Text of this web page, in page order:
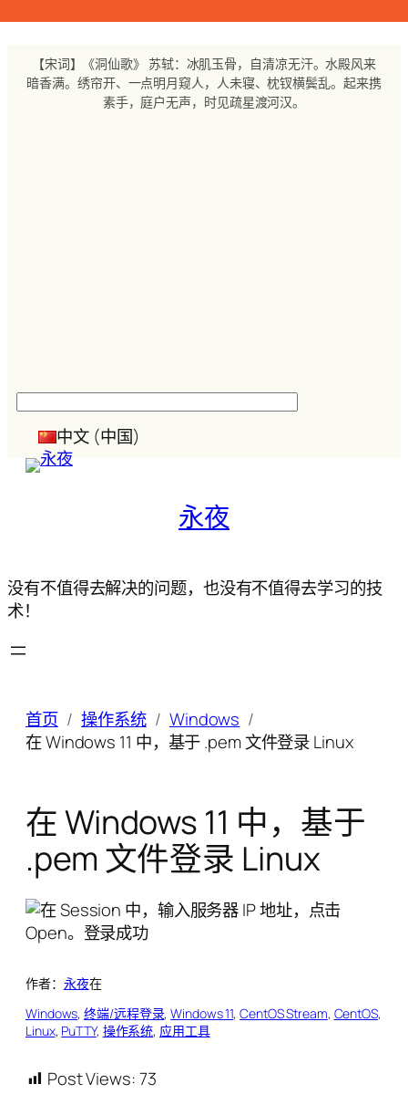
跳
【宋词】《洞仙歌》 苏轼：冰肌玉骨，自清凉无汗。水殿风来
暗香满。绣帘开、一点明月窥人，人未寝、枕钗横鬓乱。起来携
素手，庭户无声，时见疏星渡河汉。
中文 (中国)
永夜
没有不值得去解决的问题，也没有不值得去学习的技
术！
首页 操作系统
Windows
在 Windows 11 中，基于 .pem 文件登录 Linux
在 Windows 11 中，基于
.pem 文件登录 Linux
作者： 永夜在
Windows, 终端/远程登录, Windows 11, CentOS Stream, CentOS
Linux, PuTTY, 操作系统, 应用工具
Post Views:73